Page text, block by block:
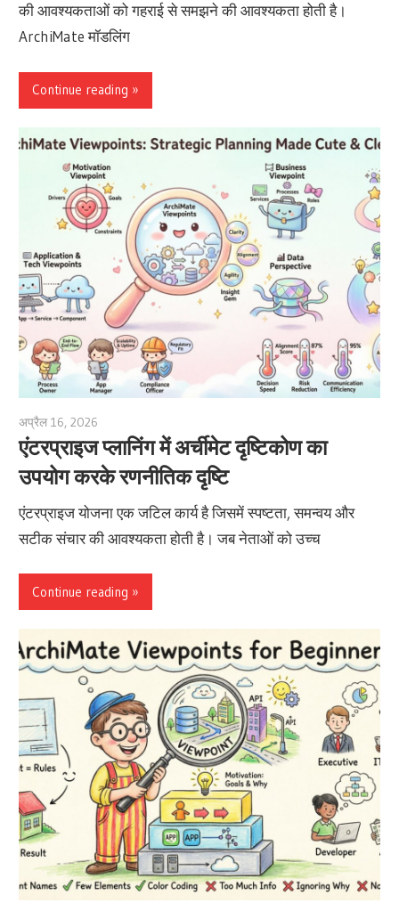
की आवश्यकताओं को गहराई से समझने की आवश्यकता होती है।
ArchiMate मॉडलिंग
Continue reading
अप्रैल 16, 2026
एंटरप्राइज प्लानिंग में अर्चीमेट दृष्टिकोण का
उपयोग करके रणनीतिक दृष्टि
एंटरप्राइज योजना एक जटिल कार्य है जिसमें स्पष्टता, समन्वय और
सटीक संचार की आवश्यकता होती है। जब नेताओं को उच्च
Continue reading